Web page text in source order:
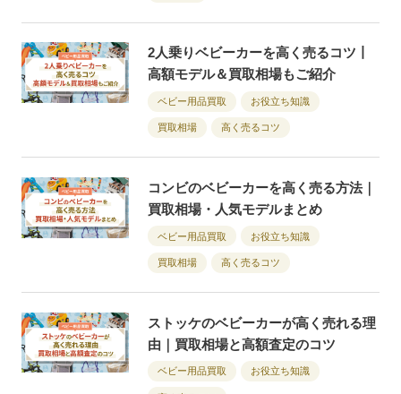
2人乗りベビーカーを高く売るコツ丨
高額モデル＆買取相場もご紹介
ベビー用品買取 お役立ち知識
買取相場 高く売るコツ
コンビのベビーカーを高く売る方法｜
買取相場・人気モデルまとめ
ベビー用品買取 お役立ち知識
買取相場 高く売るコツ
ストッケのベビーカーが高く売れる理
由｜買取相場と高額査定のコツ
ベビー用品買取 お役立ち知識